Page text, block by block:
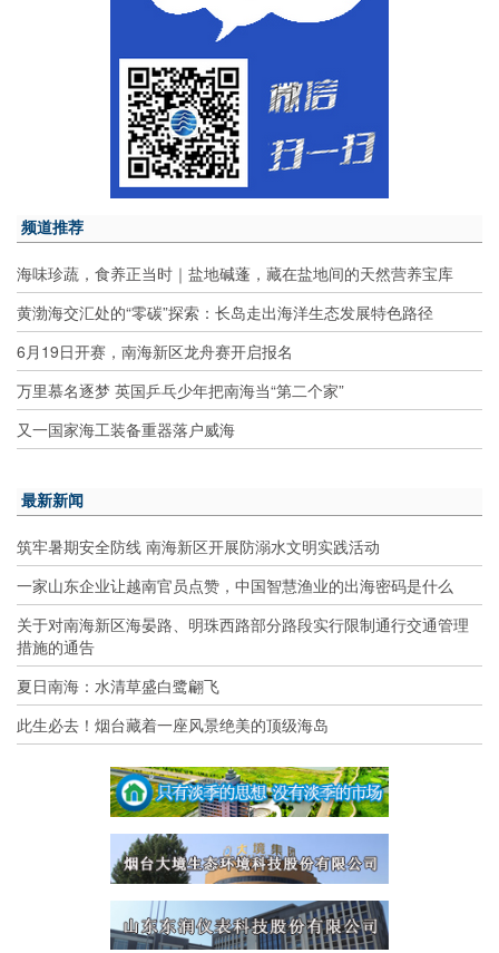
频道推荐
海味珍蔬，食养正当时｜盐地碱蓬，藏在盐地间的天然营养宝库
黄渤海交汇处的“零碳”探索：长岛走出海洋生态发展特色路径
6月19日开赛，南海新区龙舟赛开启报名
万里慕名逐梦 英国乒乓少年把南海当“第二个家”
又一国家海工装备重器落户威海
最新新闻
筑牢暑期安全防线 南海新区开展防溺水文明实践活动
一家山东企业让越南官员点赞，中国智慧渔业的出海密码是什么
关于对南海新区海晏路、明珠西路部分路段实行限制通行交通管理
措施的通告
夏日南海：水清草盛白鹭翩飞
此生必去！烟台藏着一座风景绝美的顶级海岛